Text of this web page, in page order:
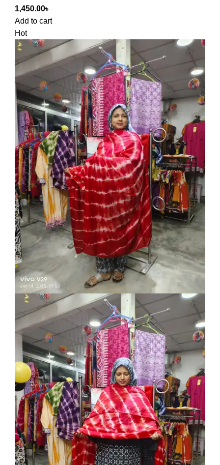
1,450.00৳
Add to cart
Hot